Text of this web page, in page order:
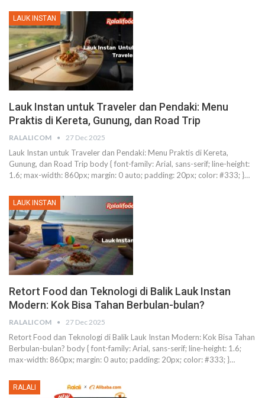
LAUK INSTAN
Lauk Instan untuk Traveler dan Pendaki: Menu
Praktis di Kereta, Gunung, dan Road Trip
RALALICOM 27 Dec 2025
Lauk Instan untuk Traveler dan Pendaki: Menu Praktis di Kereta,
Gunung, dan Road Trip body { font-family: Arial, sans-serif; line-height:
1.6; max-width: 860px; margin: 0 auto; padding: 20px; color: #333; }…
LAUK INSTAN
Retort Food dan Teknologi di Balik Lauk Instan
Modern: Kok Bisa Tahan Berbulan-bulan?
RALALICOM 27 Dec 2025
Retort Food dan Teknologi di Balik Lauk Instan Modern: Kok Bisa Tahan
Berbulan-bulan? body { font-family: Arial, sans-serif; line-height: 1.6;
max-width: 860px; margin: 0 auto; padding: 20px; color: #333; }…
RALALI